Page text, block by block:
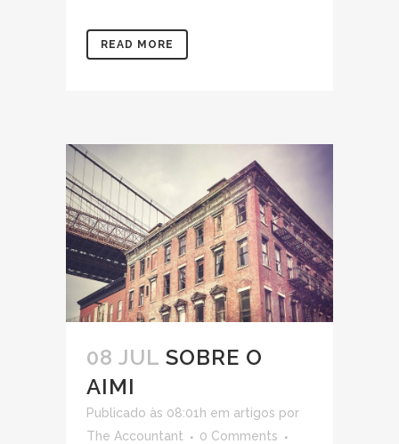
READ MORE
08 JUL SOBRE O
AIMI
Publicado às 08:01h em artigos por
The Accountant
0 Comments